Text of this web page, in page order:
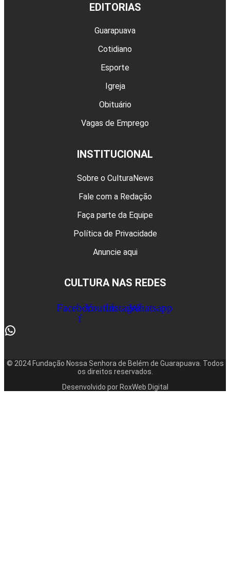
EDITORIAS
Guarapuava
Cotidiano
Esporte
Igreja
Obituário
Vagas de Emprego
INSTITUCIONAL
Sobre o CulturaNews
Fale com a Redação
Faça parte da Equipe
Política de Privacidade
Anuncie aqui
CULTURA NAS REDES
Facebook-
f
YoutubeInstagramWhatsapp
© 2024 Fundação Nossa Senhora de Belém de Guarapuava. Todos
os direitos reservados.
Desenvolvido por RoxWeb Digital